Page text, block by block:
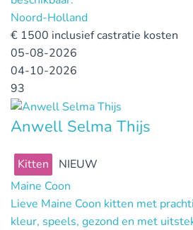
Noord-Holland
€ 1500 inclusief castratie kosten
05-08-2026
04-10-2026
93
Anwell Selma Thijs
Kitten
NIEUW
Maine Coon
Lieve Maine Coon kitten met
kleur, speels, gezond en met